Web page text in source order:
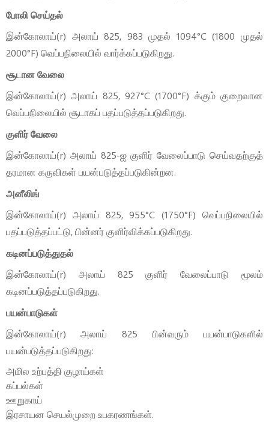
போலி செய்தல்
இன்கோலாய்(r) அலாய் 825, 983 முதல் 1094°C (1800 முதல்
2000°F) வெப்பநிலையில் வார்க்கப்படுகிறது.
சூடான வேலை
இன்கோலாய்(r) அலாய் 825, 927°C (1700°F) க்கும் குறைவான
வெப்பநிலையில் சூடாகப் பதப்படுத்தப்படுகிறது.
குளிர் வேலை
இன்கோலாய்(r) அலாய் 825-ஐ குளிர் வேலைப்பாடு செய்வதற்குத்
தரமான கருவிகள் பயன்படுத்தப்படுகின்றன.
அனீலிங்
இன்கோலாய்(r) அலாய் 825, 955°C (1750°F) வெப்பநிலையில்
பதப்படுத்தப்பட்டு, பின்னர் குளிர்விக்கப்படுகிறது.
கடினப்படுத்துதல்
இன்கோலாய்(r) அலாய் 825 குளிர் வேலைப்பாடு மூலம்
கடினப்படுத்தப்படுகிறது.
பயன்பாடுகள்
இன்கோலாய்(r) அலாய் 825 பின்வரும் பயன்பாடுகளில்
பயன்படுத்தப்படுகிறது:
அமில உற்பத்தி குழாய்கள்
கப்பல்கள்
ஊறுகாய்
இரசாயன செயல்முறை உபகரணங்கள்.